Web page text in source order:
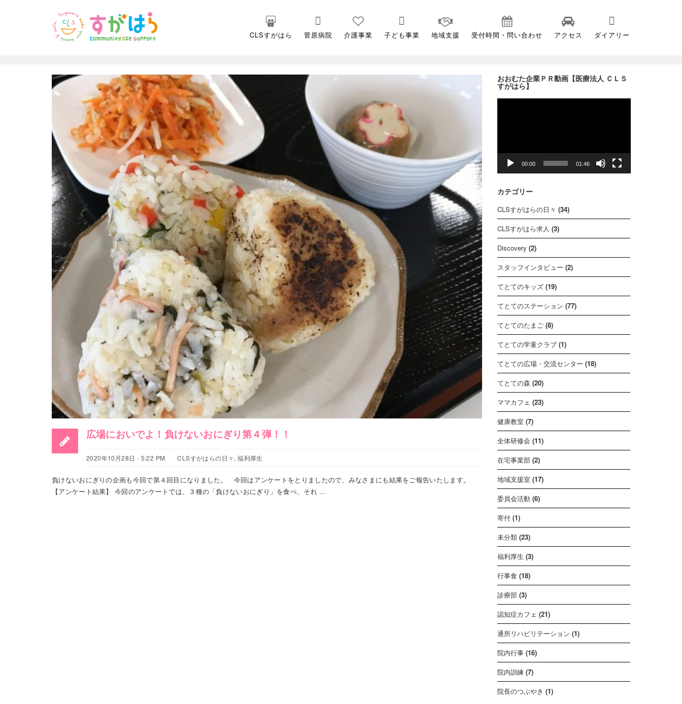
CLSすがはら 菅原病院 介護事業 子ども事業 地域支援 受付時間・問い合わせ アクセス ダイアリー
広場においでよ！負けないおにぎり第４弾！！
2020年10月28日 - 5:22 PM CLSすがはらの日々,福利厚生
負けないおにぎりの企画も今回で第４回目になりました。 今回はアンケートをとりましたので、みなさまにも結果をご報告いたします。
【アンケート結果】 今回のアンケートでは、３種の「負けないおにぎり」を食べ、それ …
おおむた企業ＰＲ動画【医療法人 ＣＬＳ
すがはら】
00:00 01:46
カテゴリー
CLSすがはらの日々 (34)
CLSすがはら求人 (3)
Discovery (2)
スタッフインタビュー (2)
てとてのキッズ(19)
てとてのステーション (77)
てとてのたまご(8)
てとての学童クラブ(1)
てとての広場・交流センター (18)
てとての森 (20)
ママカフェ (23)
健康教室 (7)
全体研修会 (11)
在宅事業部(2)
地域支援室 (17)
委員会活動 (6)
寄付(1)
未分類(23)
福利厚生 (3)
行事食 (18)
診療部(3)
認知症カフェ (21)
通所リハビリテーション (1)
院内行事(16)
院内訓練 (7)
院長のつぶやき (1)